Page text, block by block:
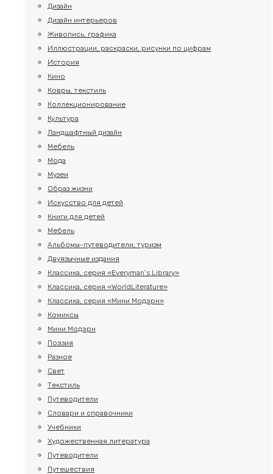
Дизайн
Дизайн интерьеров
Живопись, графика
Иллюстрации, раскраски, рисунки по цифрам
История
Кино
Ковры, текстиль
Коллекционирование
Культура
Ландшафтный дизайн
Мебель
Мода
Музеи
Образ жизни
Искусство для детей
Книги для детей
Мебель
Альбомы-путеводители, туризм
Двуязычные издания
Классика, серия «Everyman’s Library»
Классика, серия «WorldLiterature»
Классика, серия «Мини Модэрн»
Комиксы
Мини Модэрн
Поэзия
Разное
Свет
Текстиль
Путеводители
Словари и справочники
Учебники
Художественная литература
Путеводители
Путешествия